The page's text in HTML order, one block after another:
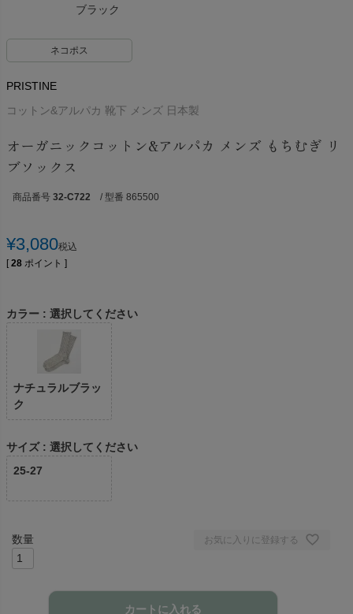
ブラック
ネコポス
PRISTINE
コットン&アルパカ 靴下 メンズ 日本製
オーガニックコットン&アルパカ メンズ もちむぎ リ
ブソックス
商品番号 32-C722 / 型番 865500
¥3,080税込
[ 28 ポイント ]
カラー 選択してください
ナチュラルブラッ
ク
サイズ
選択してください
25-27
お気に入りに登録する
カートに入れる